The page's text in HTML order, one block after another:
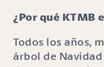
¿Por qué KTMB
Todos los años,
árbol de